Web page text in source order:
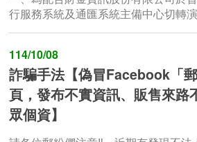
行服務系統及通匯系統主備中心切轉
114/10/08
詐騙手法【偽冒Facebook「
頁，發布不實資訊、販售來路
眾個資】